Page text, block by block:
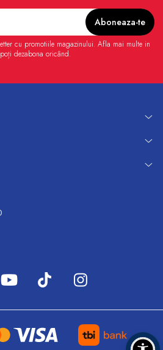
cu promotiile magazinului. Afla mai multe in
dezabona oricând.